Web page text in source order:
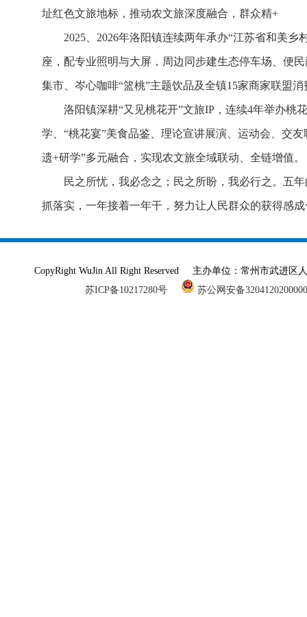
址红色文旅地标，推动农文旅深度融合，群众精+
2025、2026年洛阳镇连续两年承办“江苏省和美
座，配专业照明与大屏，周边同步建生态停车场、便
集市、岑心咖啡“篮桃”主题饮品及全镇15家商家联盟
洛阳镇深耕“又见桃花开”文旅IP，连续4年举办桃
学、“桃花宴”美食品鉴、理论宣讲展演、运动会、交
遗+研学”多元融合，实现农文旅全域联动、全链增值。
民之所忧，我必念之；民之所盼，我必行之。五
抓落实，一年接着一年干，努力让人民群众的获得感
CopyRight WuJin All Right Reserved 主办单位：常州市武进
苏ICP备10217280号
苏公网安备